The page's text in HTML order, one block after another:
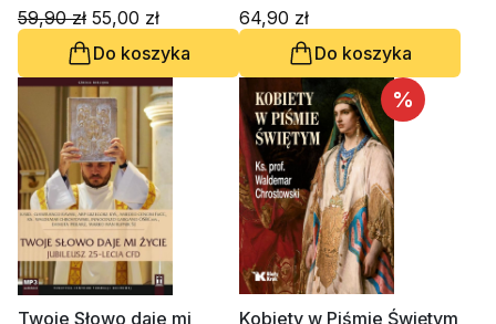
Chrostowski, Tomasz
Rowiński
59,90 zł 55,00 zł
Do koszyka
Chrostowski
64,90 zł
Do koszyka
Twoje Słowo daje mi
%
Kobiety w Piśmie Świętym